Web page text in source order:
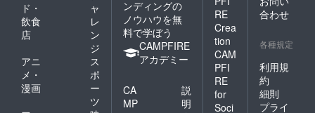
ド・
飲食
店
ャ
レ
ン
ジ
アニ
メ・
漫画
ス
ポ
ー
ツ
ンディングの
ノウハウを無
料で学ぼう
CAMPFIRE
アカデミー
CA
MP
説
明
RE
Crea
tion
CAM
PFI
RE
for
Soci
合わせ
各種規定
利用規
約
細則
プライ